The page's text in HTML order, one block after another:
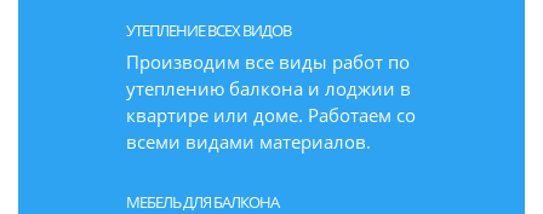
УТЕПЛЕНИЕ ВСЕХ ВИДОВ
Производим все виды работ по
утеплению балкона и лоджии в
квартире или доме. Работаем со
всеми видами материалов.
МЕБЕЛЬ ДЛЯ БАЛКОНА